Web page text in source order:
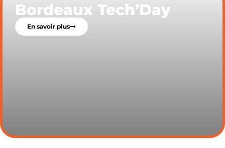
Bordeaux Tech’Day
En savoir plus